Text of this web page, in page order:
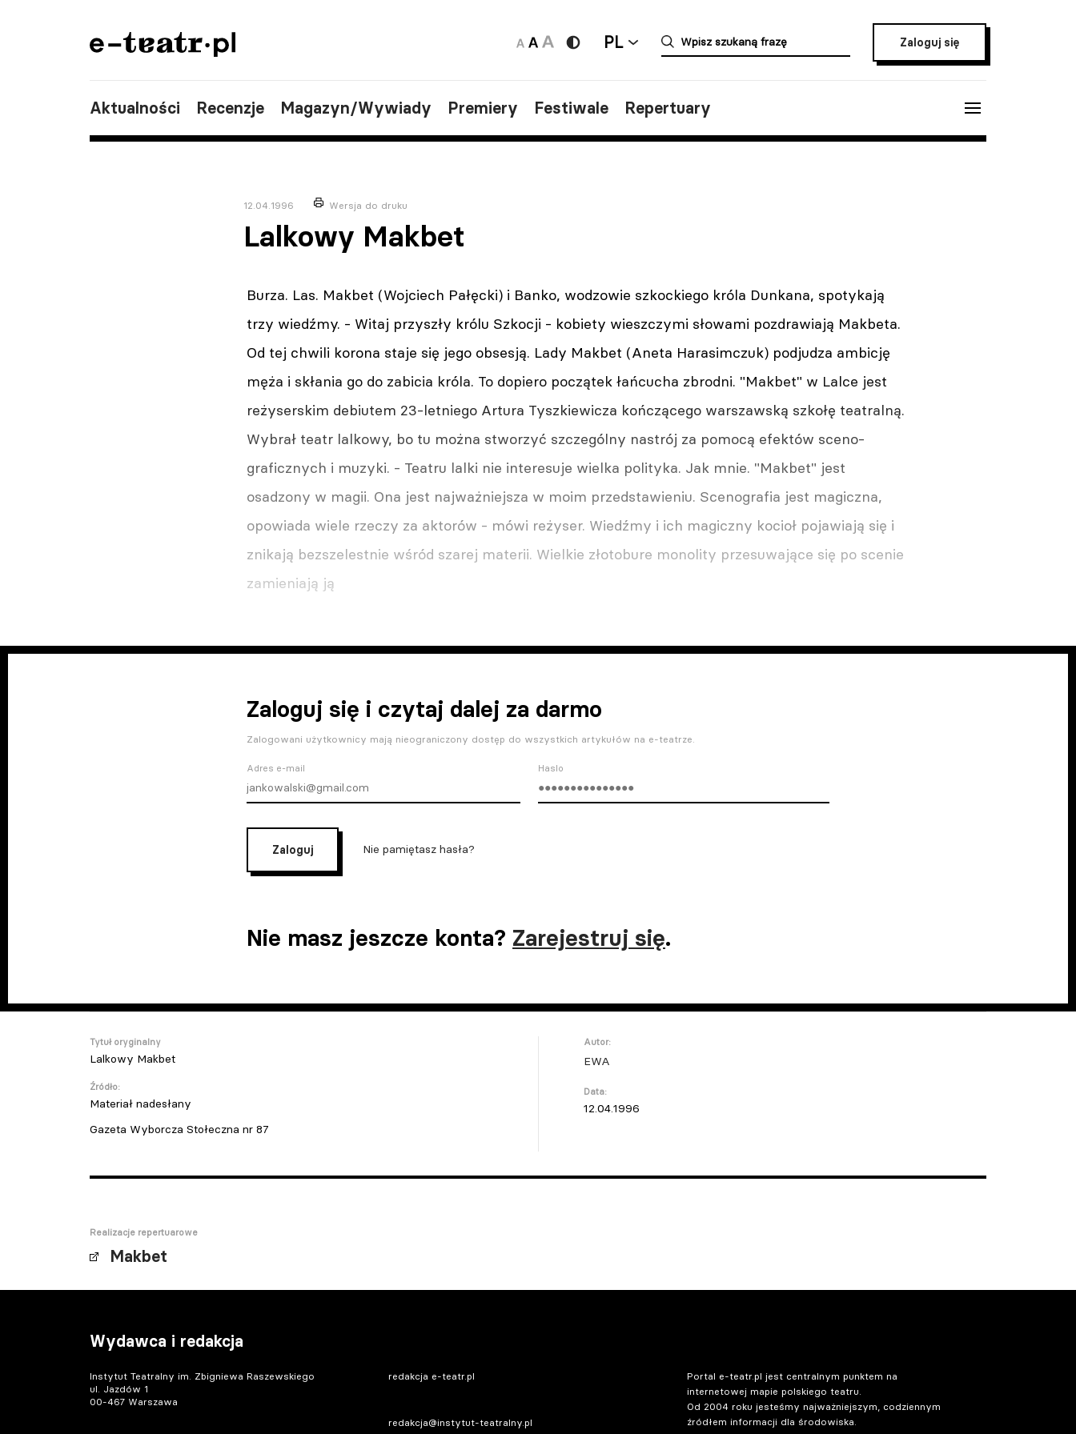
PL Zaloguj się
Aktualności Recenzje Magazyn/Wywiady Premiery Festiwale Repertuary
12.04.1996 Wersja do druku
Lalkowy Makbet
Burza. Las. Makbet (Wojciech Pałęcki) i Banko, wodzowie szkockiego króla Dunkana, spotykają
trzy wiedźmy. - Witaj przyszły królu Szkocji - kobiety wieszczymi słowami pozdrawiają Makbeta.
Od tej chwili korona staje się jego obsesją. Lady Makbet (Aneta Harasimczuk) podjudza ambicję
męża i skłania go do zabicia króla. To dopiero początek łańcucha zbrodni. "Makbet" w Lalce jest
reżyserskim debiutem 23-letniego Artura Tyszkiewicza kończącego warszawską szkołę teatralną.
Wybrał teatr lalkowy, bo tu można stworzyć szczególny nastrój za pomocą efektów sceno-
graficznych i muzyki. - Teatru lalki nie interesuje wielka polityka. Jak mnie. "Makbet" jest
osadzony w magii. Ona jest najważniejsza w moim przedstawieniu. Scenografia jest magiczna,
opowiada wiele rzeczy za aktorów - mówi reżyser. Wiedźmy i ich magiczny kocioł pojawiają się i
znikają bezszelestnie wśród szarej materii. Wielkie złotobure monolity przesuwające się po scenie
zamieniają ją
Zaloguj się i czytaj dalej za darmo
Zalogowani użytkownicy mają nieograniczony dostęp do wszystkich artykułów na e-teatrze.
Adres e-mail Haslo
Zaloguj Nie pamiętasz hasła?
Nie masz jeszcze konta? Zarejestruj się.
Tytuł oryginalny
Lalkowy Makbet
Źródło:
Materiał nadesłany
Gazeta Wyborcza Stołeczna nr 87
Autor:
EWA
Data:
12.04.1996
Realizacje repertuarowe
Makbet
Wydawca i redakcja
Instytut Teatralny im. Zbigniewa Raszewskiego
ul. Jazdów 1
00-467 Warszawa
redakcja e-teatr.pl
redakcja@instytut-teatralny.pl
Portal e-teatr.pl jest centralnym punktem na
internetowej mapie polskiego teatru.
Od 2004 roku jesteśmy najważniejszym, codziennym
źródłem informacji dla środowiska.